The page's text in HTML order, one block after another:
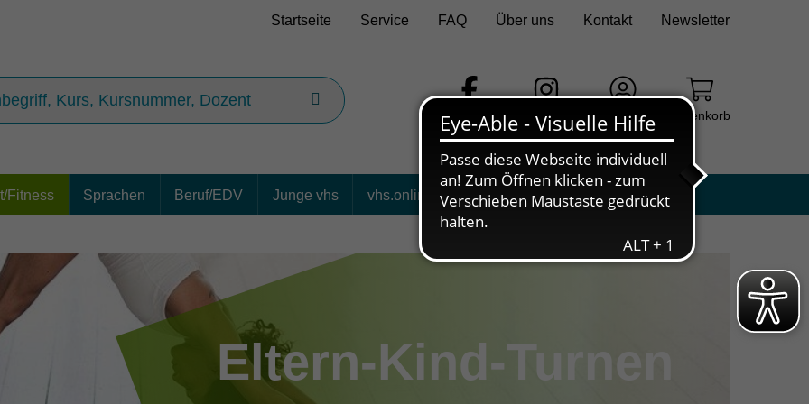
Startseite Service FAQ Über uns Kontakt Newsletter
Facebook Instagram Login Warenkorb
Fitness Sprachen Beruf/EDV Junge vhs vhs.online
Eltern-Kind-Turnen